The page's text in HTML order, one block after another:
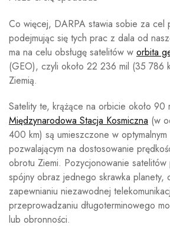
Co więcej, DARPA stawia sobie za cel
podejmując się tych prac z dala od
ma na celu obsługę satelitów w orbita
(GEO), czyli około 22 236 mil (35 786
Ziemią.
Satelity te, krążące na orbicie około 90
Międzynarodowa Stacja Kosmiczna (w
400 km) są umieszczone w optymalnym
pozwalającym na dostosowanie
obrotu Ziemi. Pozycjonowanie satelitów
spójny obraz jednego skrawka planety,
zapewnianiu niezawodnej
przeprowadzaniu długoterminowego
lub obronności.